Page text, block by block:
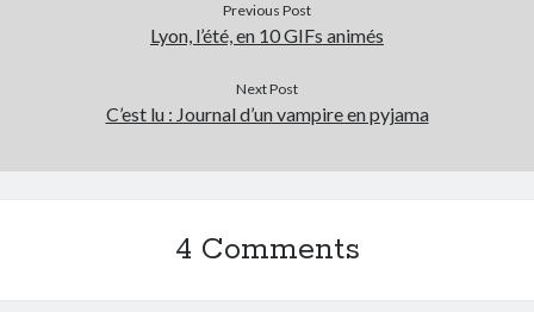
Previous Post
Lyon, l’été, en 10 GIFs animés
Next Post
C’est lu : Journal d’un vampire en pyjama
4 Comments